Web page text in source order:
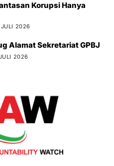
Korupsi Hanya
JULI 2026
Alamat Sekretariat GPBJ
2026